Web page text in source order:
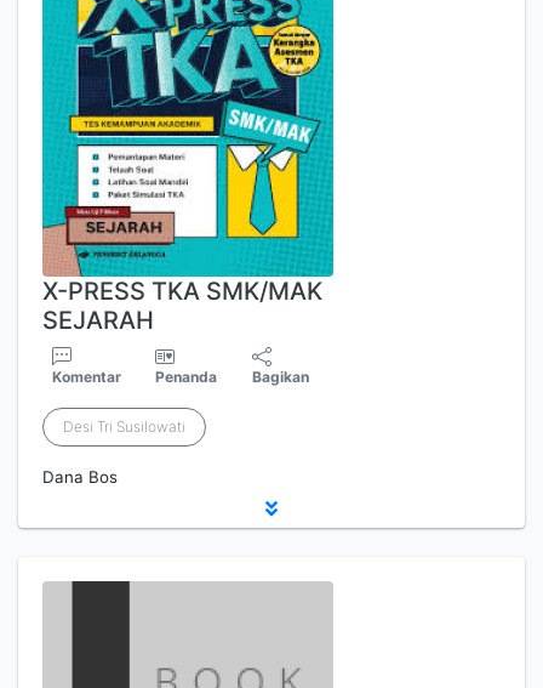
X-PRESS TKA SMK/MAK
SEJARAH
Komentar Penanda Bagikan
Desi Tri Susilowati
Dana Bos